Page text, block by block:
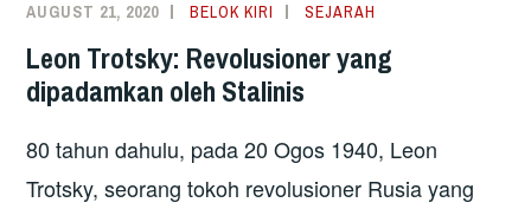
AUGUST 21, 2020 BELOK KIRI SEJARAH
Leon Trotsky: Revolusioner yang
dipadamkan oleh Stalinis
80 tahun dahulu, pada 20 Ogos 1940, Leon
Trotsky, seorang tokoh revolusioner Rusia yang